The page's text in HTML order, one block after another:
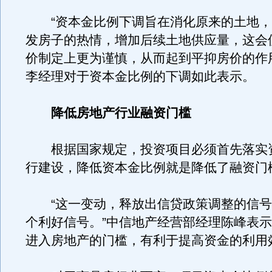
“资本金比例下调旨在消化原来的土地
发房子的热情，增加后续土地供应量，这会
价制定上更为谨慎，从而起到平抑房价的作
李经理对于资本金比例的下调如此表示。
降低房地产行业融资门槛
根据国家规定，投资项目必须首先落实
行建设，降低资本金比例就是降低了融资门
“这一变动，释放出信贷政策调整的信
个利好信号。”中信地产经营部经理陈峰表
进入房地产的门槛，有利于提高资金的利用